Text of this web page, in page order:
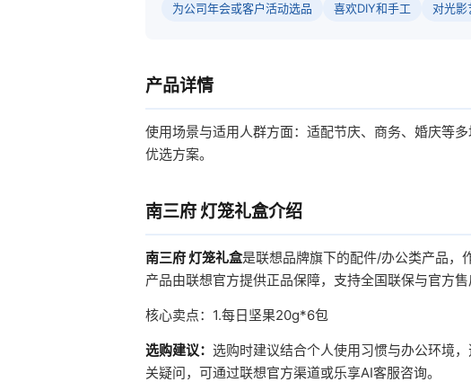
为公司年会或客户活动选品 喜欢DIY和手工 对光影
产品详情
使用场景与适用人群方面：适配节庆、商务、婚庆等
优选方案。
南三府 灯笼礼盒介绍
南三府 灯笼礼盒是联想品牌旗下的配件/办公类产品，
产品由联想官方提供正品保障，支持全国联保与官方售
核心卖点：1.每日坚果20g*6包
选购建议： 选购时建议结合个人使用习惯与办公环境
关疑问，可通过联想官方渠道或乐享AI客服咨询。